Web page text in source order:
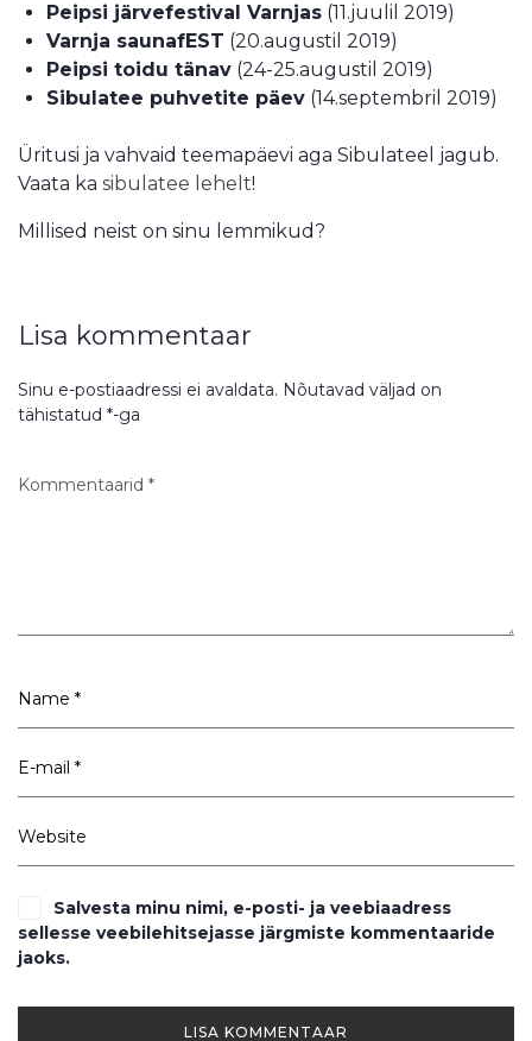
Peipsi järvefestival Varnjas (11.juulil 2019)
Varnja saunafEST (20.augustil 2019)
Peipsi toidu tänav (24-25.augustil 2019)
Sibulatee puhvetite päev (14.septembril 2019)
Üritusi ja vahvaid teemapäevi aga Sibulateel jagub.
Vaata ka sibulatee lehelt!
Millised neist on sinu lemmikud?
Lisa kommentaar
Sinu e-postiaadressi ei avaldata. Nõutavad väljad on
tähistatud *-ga
Salvesta minu nimi, e-posti- ja veebiaadress
sellesse veebilehitsejasse järgmiste kommentaaride
jaoks.